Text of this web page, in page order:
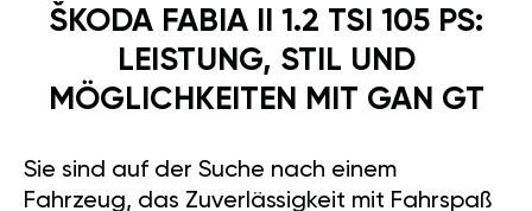
ŠKODA FABIA II 1.2 TSI 105 PS:
LEISTUNG, STIL UND
MÖGLICHKEITEN MIT GAN GT
Sie sind auf der Suche nach einem
Fahrzeug, das Zuverlässigkeit mit Fahrspaß